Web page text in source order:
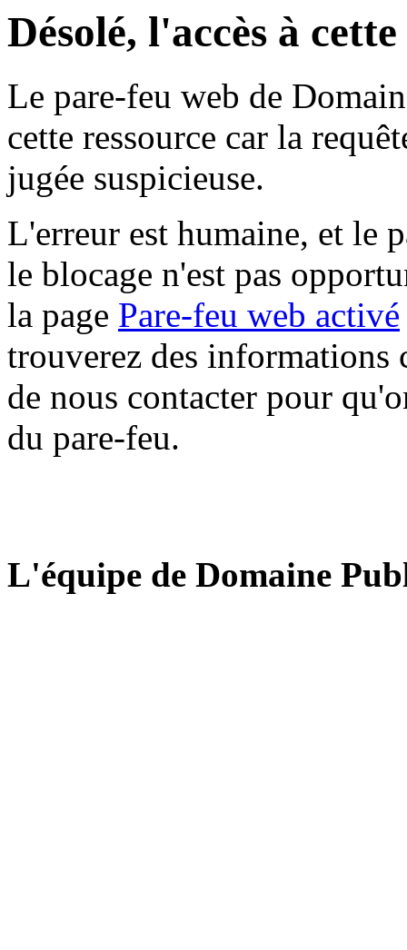
Désolé, l'accès à
Le pare-feu web de
cette ressource car la
jugée suspicieuse.
L'erreur est humaine, et le
le blocage n'est pas
la page Pare-feu web activé
trouverez des informations
de nous contacter pour
du pare-feu.
L'équipe de Domaine